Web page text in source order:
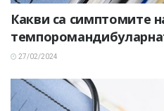
Какви са симптомите
27/02/2024